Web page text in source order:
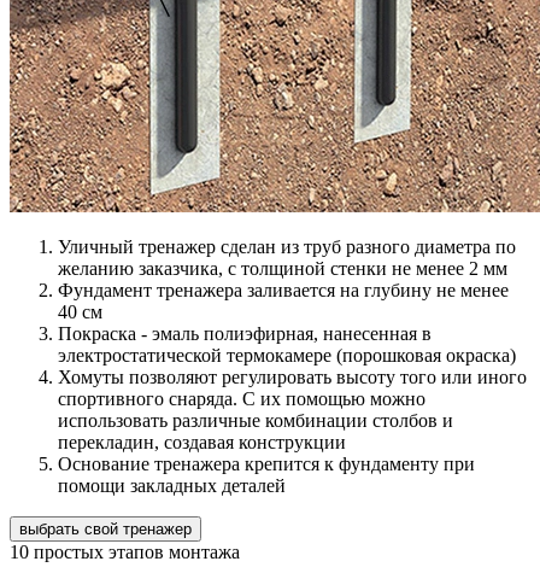
Уличный тренажер сделан из труб разного диаметра по
желанию заказчика, с толщиной стенки не менее 2 мм
Фундамент тренажера заливается на глубину не менее
40 см
Покраска - эмаль полиэфирная, нанесенная в
электростатической термокамере (порошковая окраска)
Хомуты позволяют регулировать высоту того или иного
спортивного снаряда. С их помощью можно
использовать различные комбинации столбов и
перекладин, создавая конструкции
Основание тренажера крепится к фундаменту при
помощи закладных деталей
выбрать свой тренажер
10 простых этапов монтажа